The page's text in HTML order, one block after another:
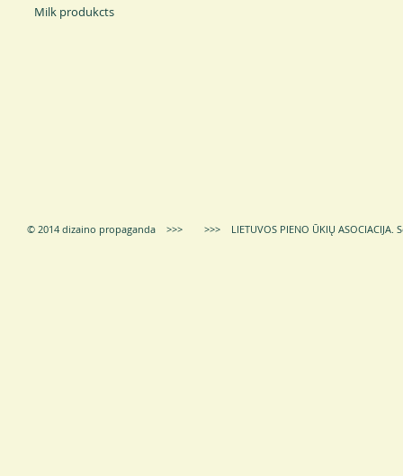
Milk produkcts
© 2014 dizaino propaganda >>> >>> LIETUVOS PIENO ŪKIŲ ASOCIACIJA.